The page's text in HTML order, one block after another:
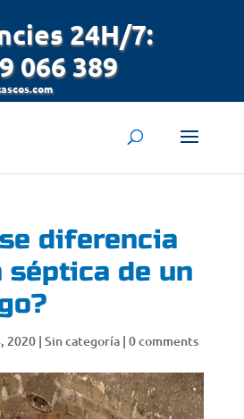
24H/7:
066 389
diferencia
séptica de un
2020| Sin categoría| 0 comments